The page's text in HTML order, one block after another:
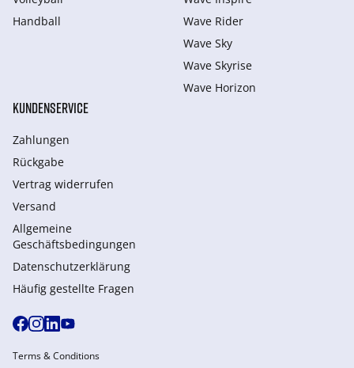
Handball
Wave Rider
Wave Sky
Wave Skyrise
Wave Horizon
KUNDENSERVICE
Zahlungen
Rückgabe
Vertrag widerrufen
Versand
Allgemeine
Geschäftsbedingungen
Datenschutzerklärung
Häufig gestellte Fragen
Terms & Conditions